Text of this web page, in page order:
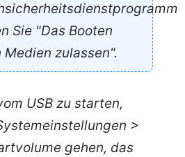
Sie "Das Booten
zulassen".
USB zu starten,
>
gehen, das